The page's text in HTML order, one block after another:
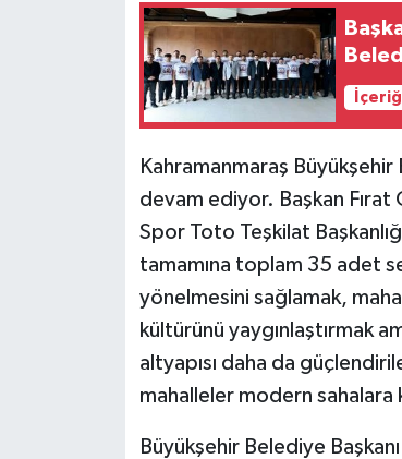
Kahramanmaraş Büyükşehir
devam ediyor. Başkan Fırat
Spor Toto Teşkilat
tamamına toplam 35 adet
yönelmesini sağlamak,
kültürünü yaygınlaştırmak
altyapısı daha da
mahalleler modern sahalara
Büyükşehir Belediye